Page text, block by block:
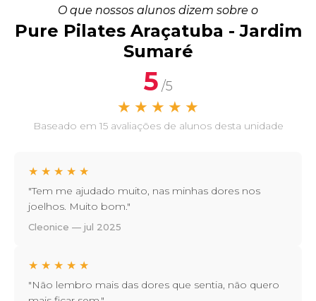
O que nossos alunos dizem sobre o
Pure Pilates Araçatuba - Jardim
Sumaré
5 /5
★ ★ ★ ★ ★
Baseado em 15 avaliações de alunos desta unidade
★ ★ ★ ★ ★
"Tem me ajudado muito, nas minhas dores nos
joelhos. Muito bom."
Cleonice — jul 2025
★ ★ ★ ★ ★
"Não lembro mais das dores que sentia, não quero